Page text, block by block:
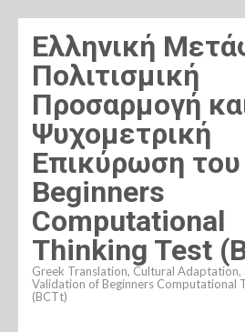
content
(Press
Enter)
Ελληνική
Πολιτισμική
Προσαρμογή
Ψυχομετρική
Επικύρωση του
Beginners
Computational
Thinking Test
Greek Translation, Cultural Adaptation,
Validation of Beginners Computational
(BCTt)